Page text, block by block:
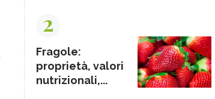
2
Fragole:
proprietà, valori
nutrizionali,...